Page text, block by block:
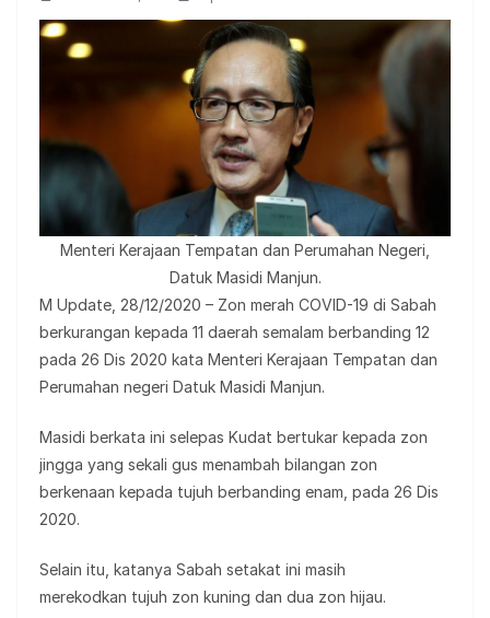
Menteri Kerajaan Tempatan dan Perumahan Negeri,
Datuk Masidi Manjun.
M Update, 28/12/2020 – Zon merah COVID-19 di Sabah
berkurangan kepada 11 daerah semalam berbanding 12
pada 26 Dis 2020 kata Menteri Kerajaan Tempatan dan
Perumahan negeri Datuk Masidi Manjun.
Masidi berkata ini selepas Kudat bertukar kepada zon
jingga yang sekali gus menambah bilangan zon
berkenaan kepada tujuh berbanding enam, pada 26 Dis
2020.
Selain itu, katanya Sabah setakat ini masih
merekodkan tujuh zon kuning dan dua zon hijau.